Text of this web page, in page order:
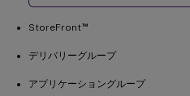
StoreFront™
デリバリーグループ
アプリケーショングループ